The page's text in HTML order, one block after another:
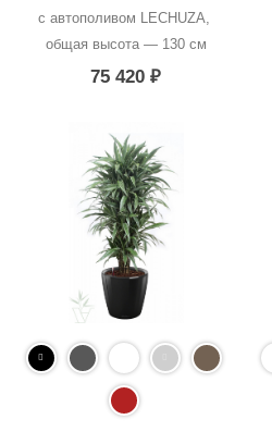
с автополивом LECHUZA,
общая высота — 130 см
75 420₽